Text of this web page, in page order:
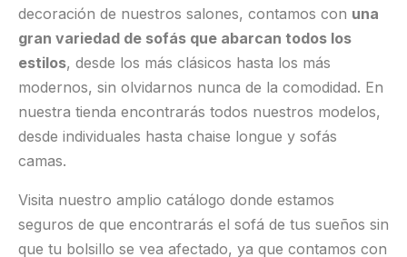
decoración de nuestros salones, contamos con una
gran variedad de sofás que abarcan todos los
estilos, desde los más clásicos hasta los más
modernos, sin olvidarnos nunca de la comodidad. En
nuestra tienda encontrarás todos nuestros modelos,
desde individuales hasta chaise longue y sofás
camas.
Visita nuestro amplio catálogo donde estamos
seguros de que encontrarás el sofá de tus sueños sin
que tu bolsillo se vea afectado, ya que contamos con